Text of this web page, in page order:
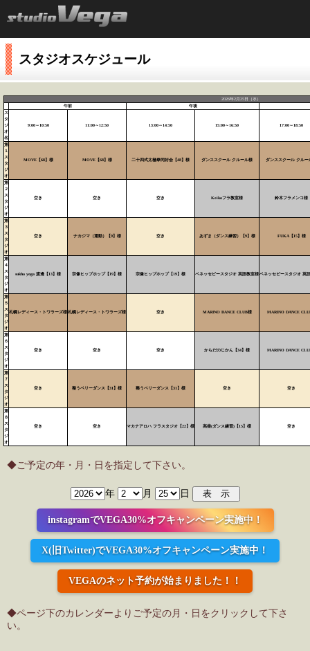
スタジオスケジュール
2026年2月25日（水）
午前
午後
ス
タ
ジ
オ
名
9:00～10:50 11:00～12:50 13:00～14:50 15:00～16:50 17:00～18:50
第
１
ス
タ
ジ
オ
MOVE【68】様 MOVE【68】様 二十四式太極拳同好会【48】様 ダンススクール クルール様 ダンススクール クルー
第
２
ス
タ
ジ
オ
空き 空き 空き Keikoフラ教室様 鈴木フラメンコ様
第
３
ス
タ
ジ
オ
空き ナカジマ（運動）【9】様 空き あずま（ダンス練習）【9】様 FUKA【15】様
第
４
ス
タ
ジ
オ
sukha yoga 渡邊【13】様 宗像ヒップホップ【19】様 宗像ヒップホップ【19】様 ベネッセビースタジオ 英語教室様ベネッセビースタジオ 英
第
５
ス
タ
ジ
オ
札幌レディース・トワラーズ様札幌レディース・トワラーズ様 空き MARINO DANCE CLUB様 MARINO DANCE
第
６
ス
タ
ジ
オ
空き 空き 空き からだのじかん【34】様 MARINO DANCE
第
７
ス
タ
ジ
オ
空き 整うベリーダンス【31】様 整うベリーダンス【31】様 空き 空き
第
８
ス
タ
ジ
オ
空き 空き マカナアロハ フラスタジオ【22】様 高柴(ダンス練習)【15】様 空き
◆ご予定の年・月・日を指定して下さい。
年 月 日
instagramでVEGA30%オフキャンペーン実施中！
X(旧Twitter)でVEGA30%オフキャンペーン実施中！
VEGAのネット予約が始まりました！！
◆ページ下のカレンダーよりご予定の月・日をクリックして下さ
い。